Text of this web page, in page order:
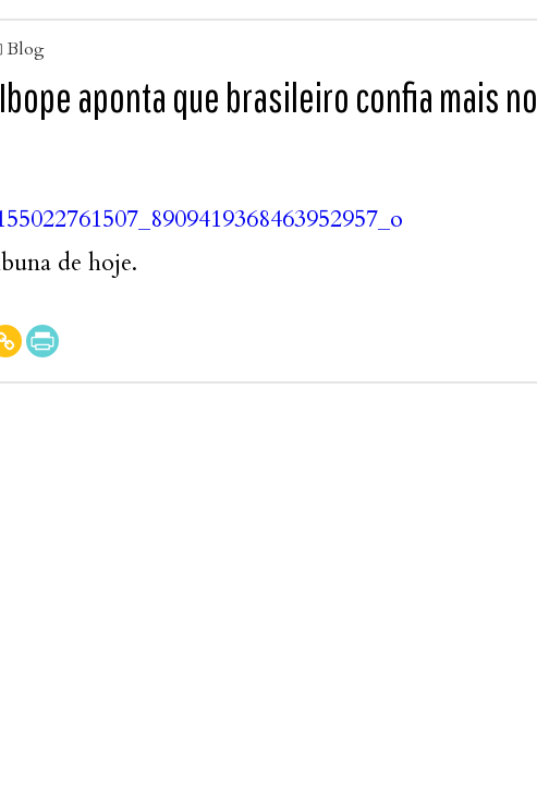
Blog
aponta que brasileiro confia mais no
de hoje.